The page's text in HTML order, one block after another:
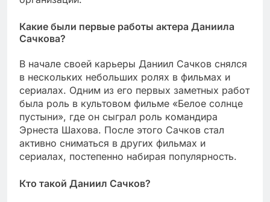
Какие были первые работы актера Даниила
Сачкова?
В начале своей карьеры Даниил Сачков снялся
в нескольких небольших ролях в фильмах и
сериалах. Одним из его первых заметных работ
была роль в культовом фильме «Белое солнце
пустыни», где он сыграл роль командира
Эрнеста Шахова. После этого Сачков стал
активно сниматься в других фильмах и
сериалах, постепенно набирая популярность.
Кто такой Даниил Сачков?